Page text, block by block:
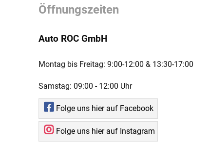
Öffnungszeiten
Auto ROC GmbH
Montag bis Freitag: 9:00-12:00 ­& 13:30-17:00
Samstag: 09:00 - 12:00 Uhr
Folge uns hier auf Facebook
Folge uns hier auf Instagram